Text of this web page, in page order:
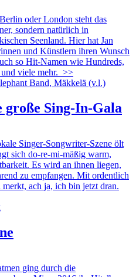
oder London steht das
sondern natürlich in
Seenland. Hier hat Jan
und Künstlern ihren Wunsch
so Hit-Namen wie Hundreds,
viele mehr. >>
Sing-In-Gala
Singer-Songwriter-Szene ölt
sich do-re-mi-mäßig warm,
Es wird an ihnen liegen,
zu empfangen. Mit ordentlich
merkt, ach ja, ich bin jetzt dran.
ging durch die